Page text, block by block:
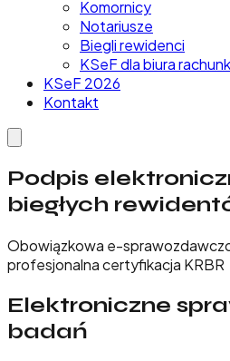
Komornicy
Notariusze
Biegli rewidenci
KSeF dla biura
KSeF 2026
Kontakt
Podpis
biegłych
Obowiązkowa e-
profesjonalna certyfikacja KRBR
Elektroniczne
badań